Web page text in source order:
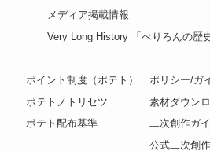
メディア掲載情報
Very Long History 「べりろんの歴史
ポイント制度（ポテト）
ポテトノトリセツ
ポテト配布基準
ポリシー/ガ
素材ダウン
二次創作ガ
公式二次創